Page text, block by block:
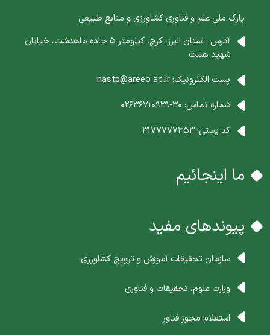
پارک ملی علم و فناوری کشاورزی و منابع طبیعی
آدرس : استان البرز، کرج، کیلومتر 5 جاده ماهدشت، خیابان
شهید همت
پست الکترونیک:nastp@areeo.ac.ir
شماره تماس: 30-02636710929
کد پستی:3177777353
ما اینجائیم
پیوندهای مفید
سازمان تحقیقات آموزش و ترویج کشاورزی
وزارت علوم، تحقیقات و فناوری
استعلام مجوز فناور